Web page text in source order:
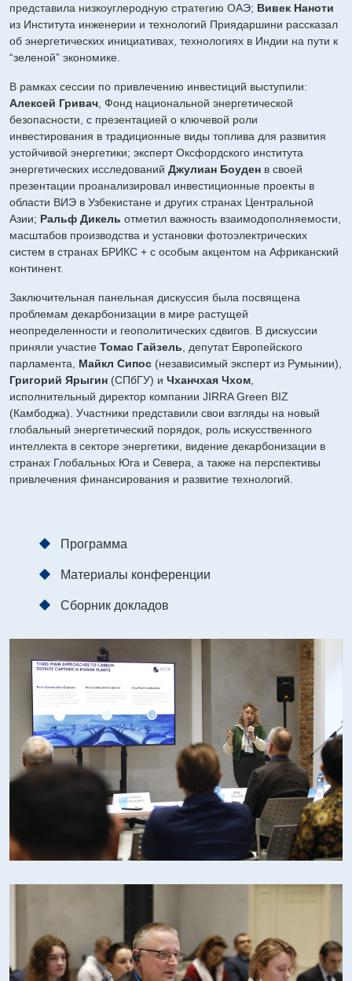
представила низкоуглеродную стратегию ОАЭ; Вивек Наноти
из Института инженерии и технологий Приядаршини рассказал
об энергетических инициативах, технологиях в Индии на пути к
“зеленой” экономике.
В рамках сессии по привлечению инвестиций выступили:
Алексей Гривач , Фонд национальной энергетической
безопасности, с презентацией о ключевой роли
инвестирования в традиционные виды топлива для развития
устойчивой энергетики; эксперт Оксфордского института
энергетических исследований Джулиан Боуден в своей
презентации проанализировал инвестиционные проекты в
области ВИЭ в Узбекистане и других странах Центральной
Азии; Ральф Дикель отметил важность взаимодополняемости,
масштабов производства и установки фотоэлектрических
систем в странах БРИКС + с особым акцентом на Африканский
континент.
Заключительная панельная дискуссия была посвящена
проблемам декарбонизации в мире растущей
неопределенности и геополитических сдвигов. В дискуссии
приняли участие Томас Гайзель , депутат Европейского
парламента, Майкл Сипос (независимый эксперт из Румынии),
Григорий Ярыгин (СПбГУ) и Чханчхая Чхом
исполнительный директор компании JIRRA Green BIZ
(Камбоджа). Участники представили свои взгляды на новый
глобальный энергетический порядок, роль искусственного
интеллекта в секторе энергетики, видение декарбонизации в
странах Глобальных Юга и Севера, а также на перспективы
привлечения финансирования и развитие технологий.
Программа
Материалы конференции
Сборник докладов